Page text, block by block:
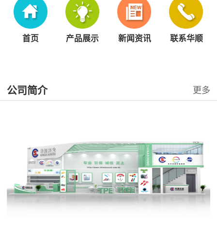
首页 产品展示 新闻资讯 联系华顺
公司简介 更多